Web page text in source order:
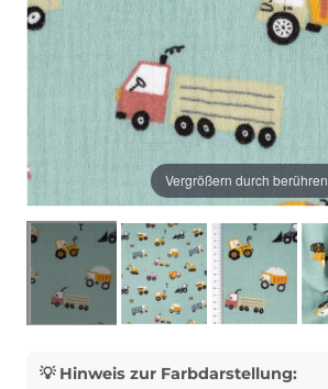
Vergrößern durch berühren
💡 Hinweis zur Farbdarstellung: